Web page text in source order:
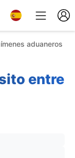
aduaneros
entre